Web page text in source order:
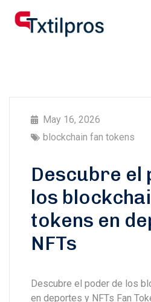
May 16, 2026
blockchain fan tokens
Descubre el
los
tokens en
NFTs
Descubre el poder de los
en deportes y NFTs Fan